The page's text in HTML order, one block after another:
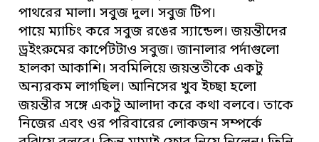
পাথরের মালা। সবুজ দুল। সবুজ টিপ।
পায়ে ম্যাচিং করে সবুজ রঙের স্যান্ডেল। জয়ন্তীদের
ড্রইংরুমের কার্পেটটাও সবুজ। জানালার পর্দাগুলো
হালকা আকাশি। সবমিলিয়ে জয়ন্ততীকে একটু
অন্যরকম লাগছিল। আনিসের খুব ইচ্ছা হলো
জয়ন্তীর সঙ্গে একটু আলাদা করে কথা বলবে। তাকে
নিজের এবং ওর পরিবারের লোকজন সম্পর্কে